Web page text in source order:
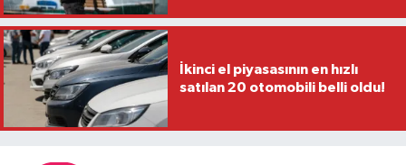
İkinci el piyasasının en hızlı
satılan 20 otomobili belli oldu!